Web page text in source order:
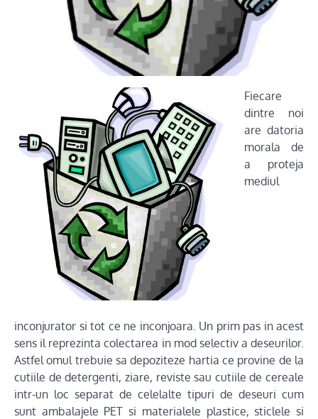
Fiecare
dintre noi
are datoria
morala de
a proteja
mediul
inconjurator si tot ce ne inconjoara. Un prim pas in acest
sens il reprezinta colectarea in mod selectiv a deseurilor.
Astfel omul trebuie sa depoziteze hartia ce provine de la
cutiile de detergenti, ziare, reviste sau cutiile de cereale
intr-un loc separat de celelalte tipuri de deseuri cum
sunt ambalajele PET si materialele plastice, sticlele si